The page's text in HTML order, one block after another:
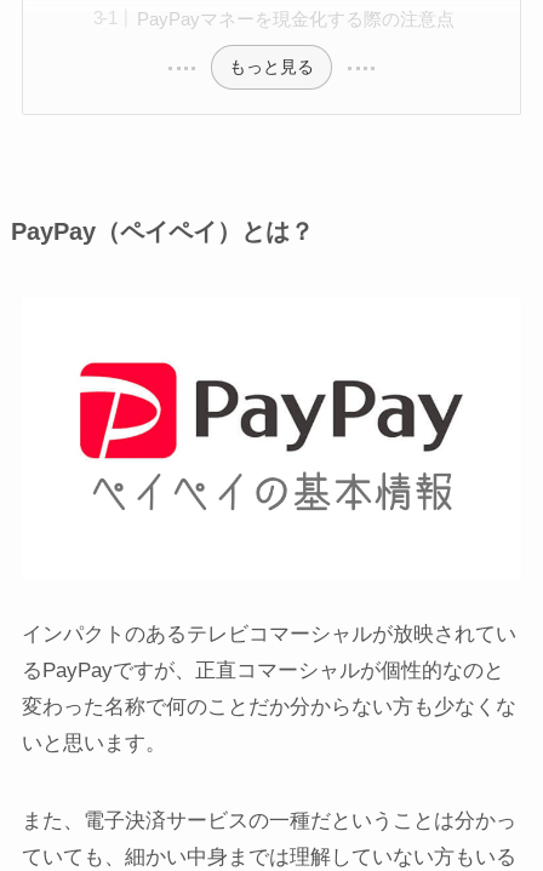
PayPayマネーを現金化する際の注意点
もっと見る
PayPay（ペイペイ）とは？
インパクトのあるテレビコマーシャルが放映されてい
るPayPayですが、正直コマーシャルが個性的なのと
変わった名称で何のことだか分からない方も少なくな
いと思います。
また、 電子決済サービスの一種だということは分かっ
ていても、細かい中身までは理解していない方もいる